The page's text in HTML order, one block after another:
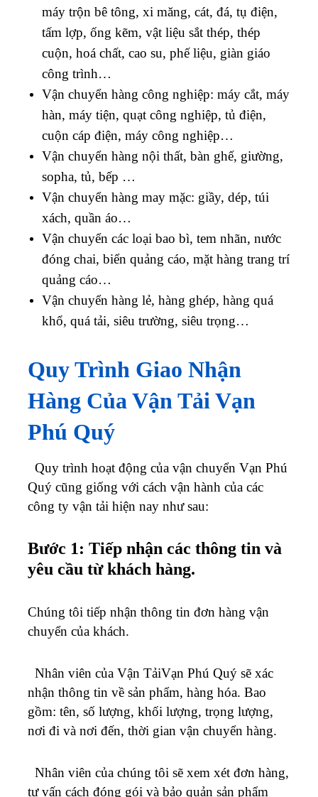
máy trộn bê tông, xi măng, cát, đá, tụ điện,
tấm lợp, ống kẽm, vật liệu sắt thép, thép
cuộn, hoá chất, cao su, phế liệu, giàn giáo
công trình…
Vận chuyển hàng công nghiệp: máy cắt, máy
hàn, máy tiện, quạt công nghiệp, tủ điện,
cuộn cáp điện, máy công nghiệp…
Vận chuyển hàng nội thất, bàn ghế, giường,
sopha, tủ, bếp …
Vận chuyển hàng may mặc: giầy, dép, túi
xách, quần áo…
Vận chuyển các loại bao bì, tem nhãn, nước
đóng chai, biển quảng cáo, mặt hàng trang trí
quảng cáo…
Vận chuyển hàng lẻ, hàng ghép, hàng quá
khổ, quá tải, siêu trường, siêu trọng…
Quy Trình Giao Nhận
Hàng Của Vận Tải Vạn
Phú Quý
Quy trình hoạt động của vận chuyển Vạn Phú
Quý cũng giống với cách vận hành của các
công ty vận tải hiện nay như sau:
Bước 1: Tiếp nhận các thông tin và
yêu cầu từ khách hàng.
Chúng tôi tiếp nhận thông tin đơn hàng vận
chuyển của khách.
Nhân viên của Vận TảiVạn Phú Quý sẽ xác
nhận thông tin về sản phẩm, hàng hóa. Bao
gồm: tên, số lượng, khối lượng, trọng lượng,
nơi đi và nơi đến, thời gian vận chuyển hàng.
Nhân viên của chúng tôi sẽ xem xét đơn hàng,
tư vấn cách đóng gói và bảo quản sản phẩm